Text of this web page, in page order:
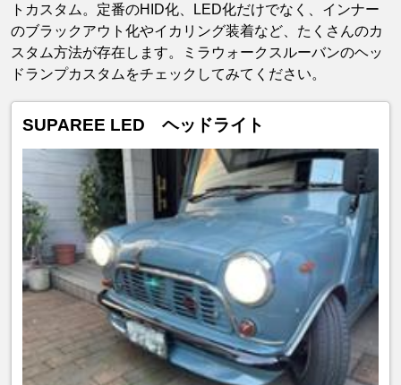
トカスタム。定番のHID化、LED化だけでなく、インナー
のブラックアウト化やイカリング装着など、たくさんのカ
スタム方法が存在します。ミラウォークスルーバンのヘッ
ドランプカスタムをチェックしてみてください。
SUPAREE LED ヘッドライト